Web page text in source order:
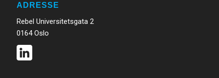
ADRESSE
Rebel Universitetsgata 2
0164 Oslo